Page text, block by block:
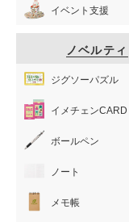
イベント支援
ノベルティ
ジグソーパズル
イメチェンCARD
ボールペン
ノート
メモ帳